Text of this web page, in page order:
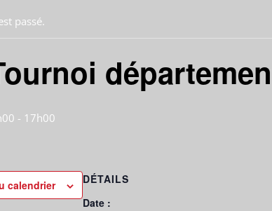
passé.
- 17h00
calendrier
DÉTAILS
Date :